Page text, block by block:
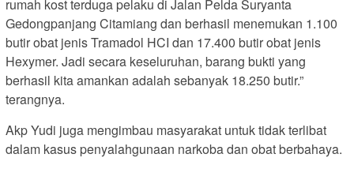
rumah kost terduga pelaku di Jalan Pelda Suryanta
Gedongpanjang Citamiang dan berhasil menemukan 1.100
butir obat jenis Tramadol HCI dan 17.400 butir obat jenis
Hexymer. Jadi secara keseluruhan, barang bukti yang
berhasil kita amankan adalah sebanyak 18.250 butir.”
terangnya.
Akp Yudi juga mengimbau masyarakat untuk tidak terlibat
dalam kasus penyalahgunaan narkoba dan obat berbahaya.